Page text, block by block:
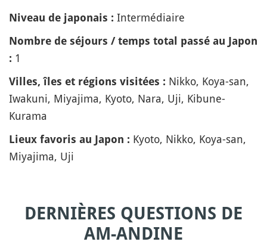
Niveau de japonais : Intermédiaire
Nombre de séjours / temps total passé au Japon
: 1
Villes, îles et régions visitées : Nikko, Koya-san,
Iwakuni, Miyajima, Kyoto, Nara, Uji, Kibune-
Kurama
Lieux favoris au Japon : Kyoto, Nikko, Koya-san,
Miyajima, Uji
DERNIÈRES QUESTIONS DE
AM-ANDINE